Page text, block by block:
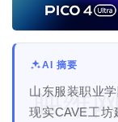
AI 摘要
山东服装职业
现实CAVE工
映维